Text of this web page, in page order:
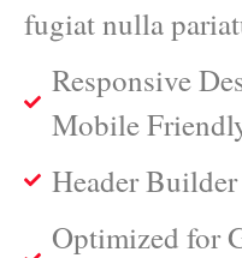
fugiat nulla
Responsive
Mobile
Header
Optimized for